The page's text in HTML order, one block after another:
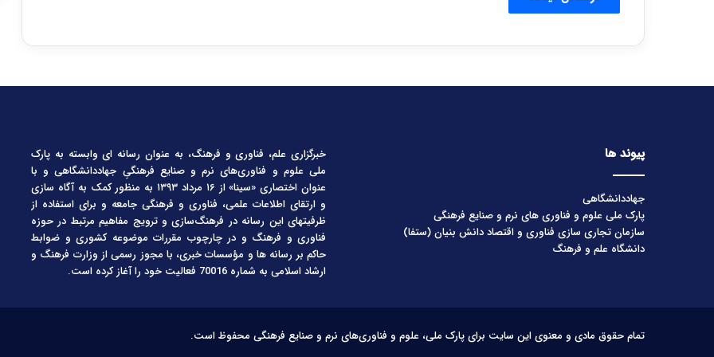
پیوند ها
جهاددانشگاهی
پارک ملی علوم و فناوری های نرم و صنایع فرهنگی
سازمان تجاری سازی فناوری و اقتصاد دانش بنیان (ستفا)
دانشگاه علم و فرهنگ
خبرگزاری علم، فناوری و فرهنگ، به عنوان رسانه ای وابسته به پارک
ملی علوم و فناوری‌های نرم و صنایع فرهنگیِ جهاددانشگاهی و با
عنوان اختصاری «سینا» از ۱۶ مرداد ۱۳۹۳ به منظور کمک به آگاه سازی
و ارتقای اطلاعات علمی، فناوری و فرهنگی جامعه و برای استفاده از
ظرفیتهای این رسانه در فرهنگ‌سازی و ترویج مفاهیم مرتبط در حوزه
فناوری و فرهنگ و در چارچوب مقررات موضوعه کشوری و ضوابط
حاکم بر رسانه ها و مؤسسات خبری، با مجوز رسمی از وزارت فرهنگ و
ارشاد اسلامی به شماره 70016 فعالیت خود را آغاز کرده است.
تمام حقوق مادی و معنوی این سایت برای پارک ملی، علوم و فناوری‌های نرم و صنایع فرهنگی محفوظ است.